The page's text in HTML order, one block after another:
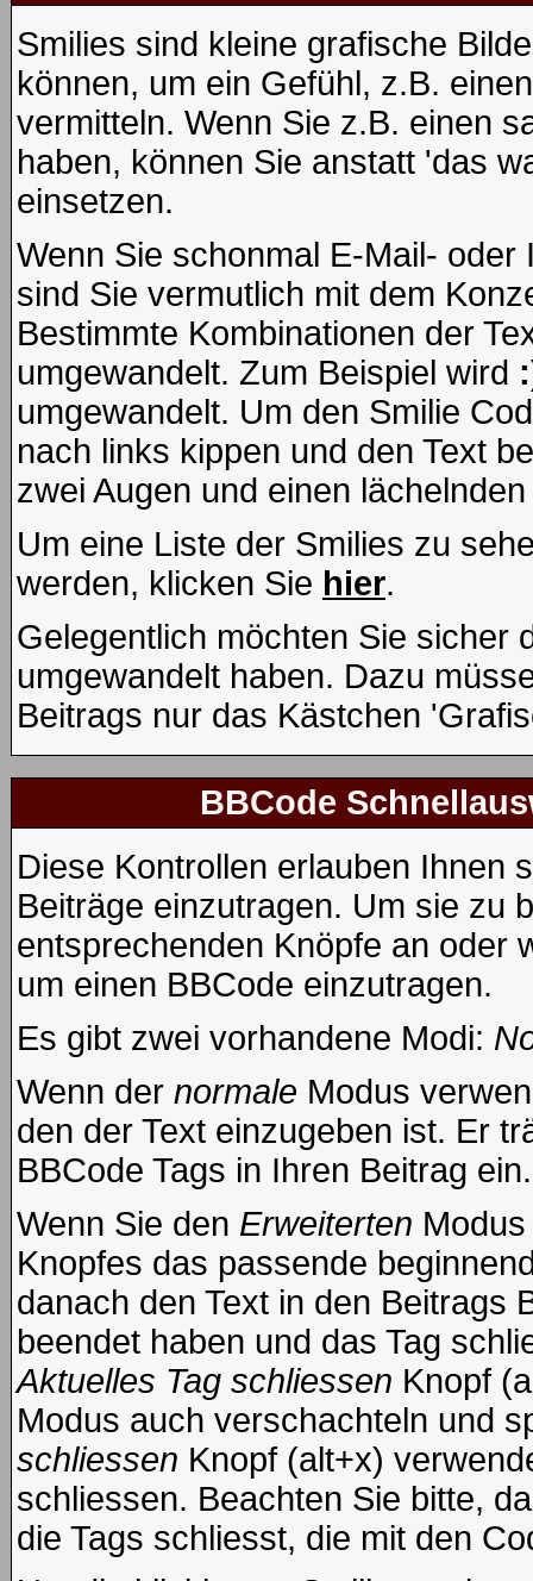
Smilies sind kleine grafische
können, um ein Gefühl, z.B.
vermitteln. Wenn Sie z.B. einen
haben, können Sie anstatt 'das
einsetzen.
Wenn Sie schonmal E-Mail-
sind Sie vermutlich mit dem
Bestimmte Kombinationen der
umgewandelt. Zum Beispiel wird
umgewandelt. Um den Smilie
nach links kippen und den Text
zwei Augen und einen
Um eine Liste der Smilies zu
werden, klicken Sie hier.
Gelegentlich möchten Sie sicher
umgewandelt haben. Dazu
Beitrags nur das Kästchen
BBCode
Diese Kontrollen erlauben Ihnen
Beiträge einzutragen. Um sie zu
entsprechenden Knöpfe an oder
um einen BBCode einzutragen.
Es gibt zwei vorhandene Modi:
Wenn der normale Modus
den der Text einzugeben ist. Er
BBCode Tags in Ihren Beitrag ein.
Wenn Sie den Erweiterten
Knopfes das passende
danach den Text in den Beitrags
beendet haben und das Tag
Aktuelles Tag schliessen Knopf
Modus auch verschachteln und
schliessen Knopf (alt+x)
schliessen. Beachten Sie bitte,
die Tags schliesst, die mit den